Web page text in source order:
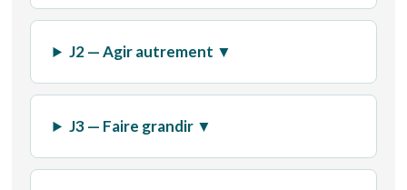
J2 — Agir autrement ▼
J3 — Faire grandir ▼